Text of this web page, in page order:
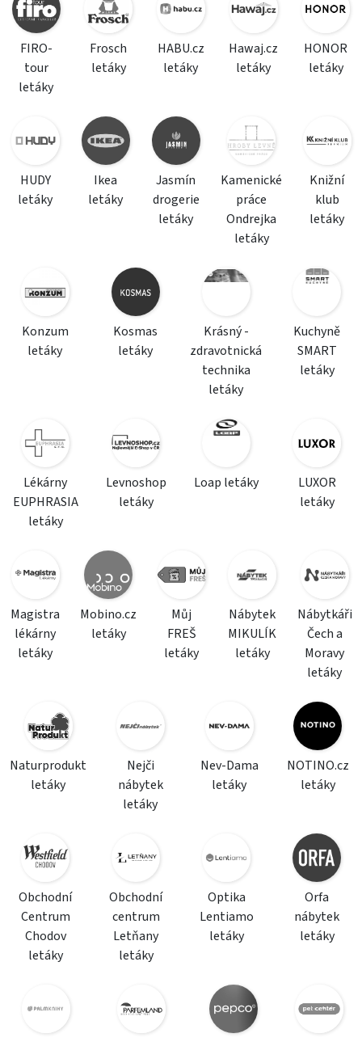
FIRO-
tour
letáky
Frosch
letáky
HABU.cz
letáky
Hawaj.cz
letáky
HONOR
letáky
HUDY
letáky
Ikea
letáky
Jasmín
drogerie
letáky
Kamenické
práce
Ondrejka
letáky
Knižní
klub
letáky
Konzum
letáky
Kosmas
letáky
Krásný -
zdravotnická
technika
letáky
Kuchyně
SMART
letáky
Lékárny
EUPHRASIA
letáky
Levnoshop
letáky
Loap letáky
LUXOR
letáky
Magistra
lékárny
letáky
Mobino.cz
letáky
Můj
FREŠ
letáky
Nábytek
MIKULÍK
letáky
Nábytkáři
Čech a
Moravy
letáky
Naturprodukt
letáky
Nejči
nábytek
letáky
Nev-Dama
letáky
NOTINO.cz
letáky
Obchodní
Centrum
Chodov
letáky
Obchodní
centrum
Letňany
letáky
Optika
Lentiamo
letáky
Orfa
nábytek
letáky